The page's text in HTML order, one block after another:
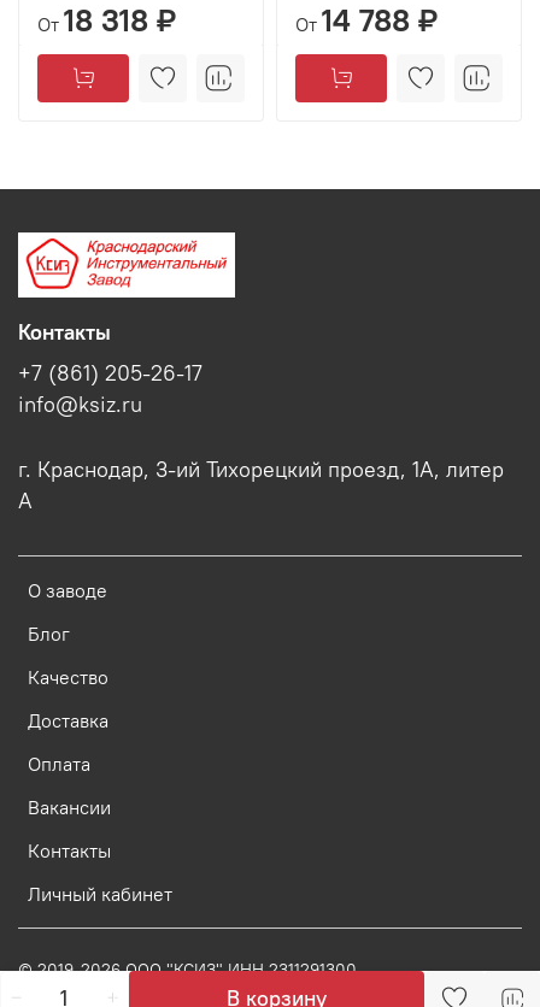
В корзину
От 18 318 ₽
От 14 788 ₽
О заводе
Блог
Качество
Доставка
Оплата
Вакансии
Контакты
Личный кабинет
Контакты
+7 (861) 205-26-17
info@ksiz.ru
г. Краснодар, 3-ий Тихорецкий проезд, 1А, литер
А
© 2019-2026 ООО "КСИЗ" ИНН 2311291300